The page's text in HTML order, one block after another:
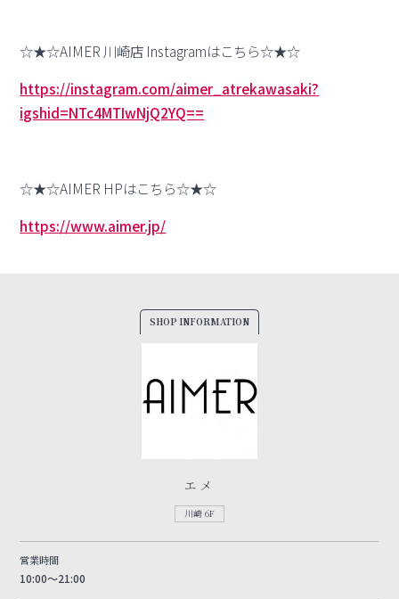
☆★☆AIMER 川崎店 Instagramはこちら☆★☆
https://instagram.com/aimer_atrekawasaki?
igshid=NTc4MTIwNjQ2YQ==
☆★☆AIMER HPはこちら☆★☆
https://www.aimer.jp/
SHOP INFORMATION
エメ
川崎 6F
営業時間
10:00～21:00